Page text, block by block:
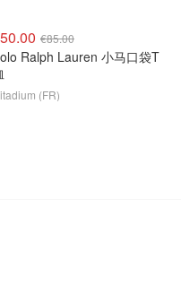
€85.00
Ralph Lauren 小马口袋T
(FR)